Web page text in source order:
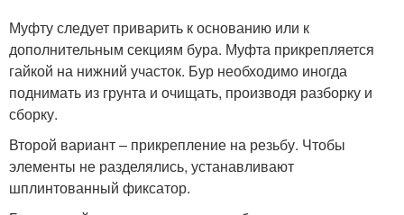
Муфту следует приварить к основанию или к
дополнительным секциям бура. Муфта прикрепляется
гайкой на нижний участок. Бур необходимо иногда
поднимать из грунта и очищать, производя разборку и
сборку.
Второй вариант – прикрепление на резьбу. Чтобы
элементы не разделялись, устанавливают
шплинтованный фиксатор.